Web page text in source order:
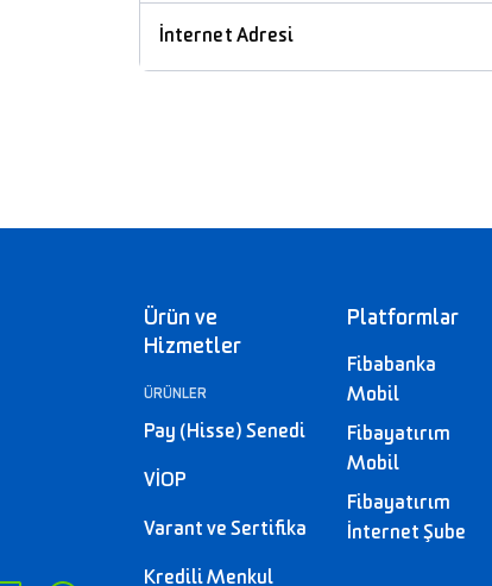
İnternet Adresi
Ürün ve
Hizmetler
ÜRÜNLER
Pay (Hisse) Senedi
VİOP
Varant ve Sertifika
Kredili Menkul
Platformlar
Fibabanka
Mobil
Fibayatırım
Mobil
Fibayatırım
İnternet Şube